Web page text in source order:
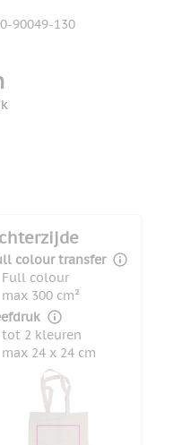
90049-130
colour transfer
Full colour
max 300 cm²
tot 2 kleuren
max 24 x 24 cm